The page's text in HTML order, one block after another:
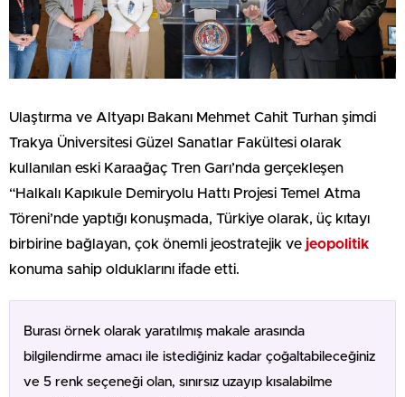
Ulaştırma ve Altyapı Bakanı Mehmet Cahit Turhan şimdi
Trakya Üniversitesi Güzel Sanatlar Fakültesi olarak
kullanılan eski Karaağaç Tren Garı’nda gerçekleşen
“Halkalı Kapıkule Demiryolu Hattı Projesi Temel Atma
Töreni’nde yaptığı konuşmada, Türkiye olarak, üç kıtayı
birbirine bağlayan, çok önemli jeostratejik ve jeopolitik
konuma sahip olduklarını ifade etti.
Burası örnek olarak yaratılmış makale arasında
bilgilendirme amacı ile istediğiniz kadar çoğaltabileceğiniz
ve 5 renk seçeneği olan, sınırsız uzayıp kısalabilme